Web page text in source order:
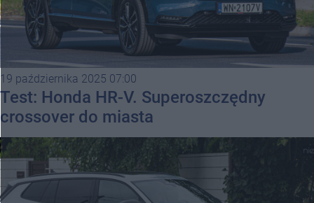
19 października 2025 07:00
Test: Honda HR-V. Superoszczędny
crossover do miasta